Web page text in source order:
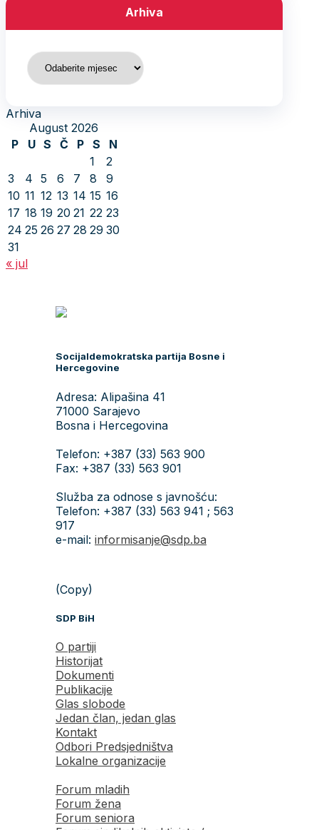
Arhiva
Arhiva
Arhiva
August 2026
P
U S Č P S
N
1
2
3
4 5 6 7 8
9
10 11 12 13 14 15 16
17 18 19 20 21 22 23
24 25 26 27 28 29 30
31
« jul
Socijaldemokratska partija Bosne i
Hercegovine
Adresa: Alipašina 41
71000 Sarajevo
Bosna i Hercegovina
Telefon: +387 (33) 563 900
Fax: +387 (33) 563 901
Služba za odnose s javnošću:
Telefon: +387 (33) 563 941 ; 563
917
e-mail: informisanje@sdp.ba
(Copy)
SDP BiH
O partiji
Historijat
Dokumenti
Publikacije
Glas slobode
Jedan član, jedan glas
Kontakt
Odbori Predsjedništva
Lokalne organizacije
Forum mladih
Forum žena
Forum seniora